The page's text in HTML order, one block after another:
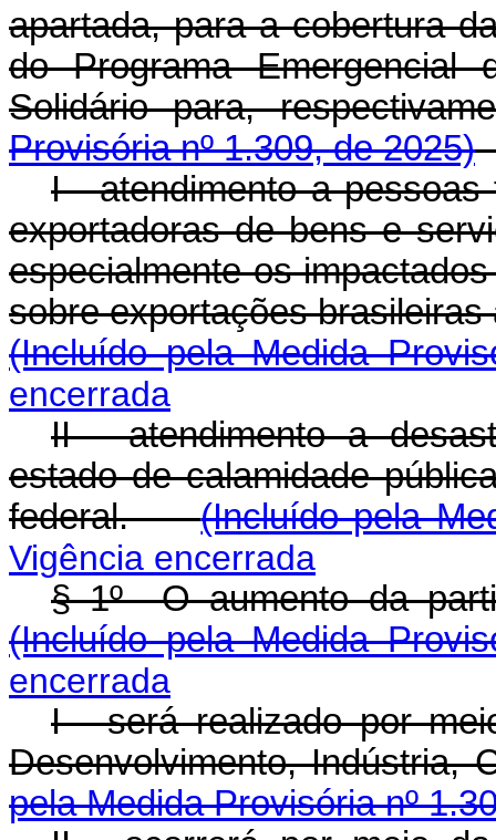
apartada, para a cobertura
do Programa
Solidário para,
Provisória nº 1.309, de 2025)
I - atendimento a
exportadoras de bens e
especialmente os
sobre exportações
(Incluído pela Medida
encerrada
II - atendimento a
estado de calamidade
federal.(Incluído pela
Vigência encerrada
§ 1º O aumento da
(Incluído pela Medida
encerrada
I - será realizado por
Desenvolvimento,
pela Medida Provisória nº